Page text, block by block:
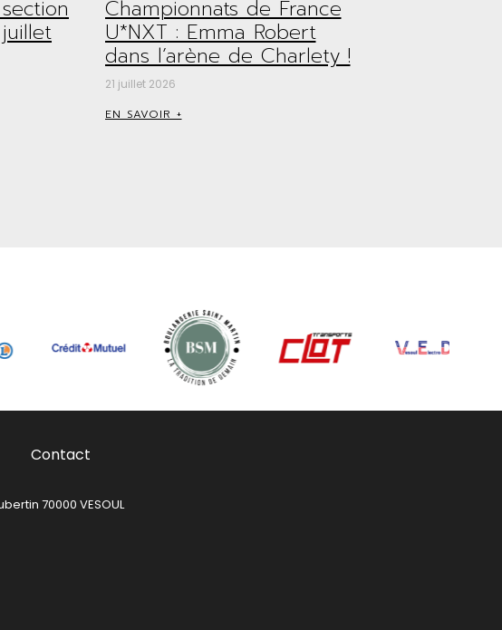
Championnats de France
U*NXT : Emma Robert
dans l’arène de Charlety !
21 juillet 2026
EN SAVOIR +
Contact
70000 VESOUL